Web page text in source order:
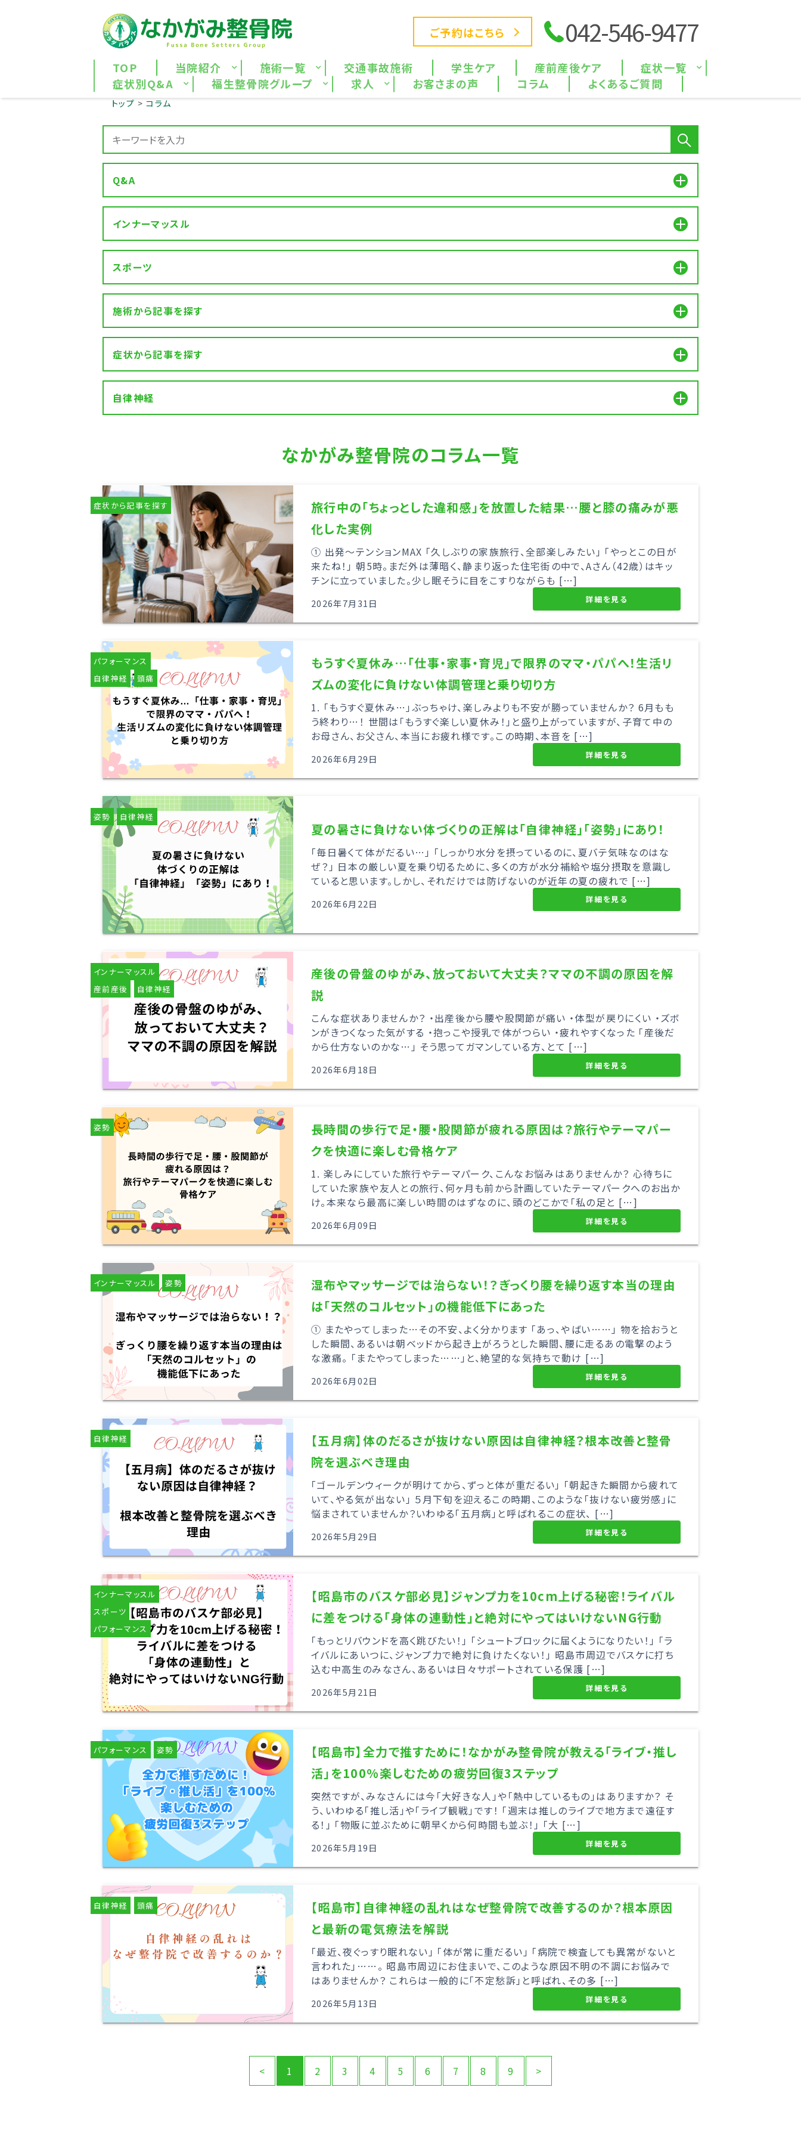
ご予約はこちら 042-546-9477
TOP 当院紹介 施術一覧 交通事故施術 学生ケア 産前産後ケア
症状一覧
症状別Q&A
福生整骨院グループ 求人 お客さまの声 コラム よくあるご質問
トップ コラム
Q&A
インナーマッスル
スポーツ
施術から記事を探す
症状から記事を探す
自律神経
なかがみ整骨院のコラム一覧
旅行中の「ちょっとした違和感」を放置した結果…腰と膝の痛みが悪
化した実例
① 出発～テンションMAX 「久しぶりの家族旅行、全部楽しみたい」 「やっとこの日が
来たね！」 朝5時。まだ外は薄暗く、静まり返った住宅街の中で、Aさん（42歳）はキッ
チンに立っていました。少し眠そうに目をこすりながらも […]
2026年7月31日 詳細を見る
症状から記事を探す
もうすぐ夏休み…「仕事・家事・育児」で限界のママ・パパへ！生活リ
ズムの変化に負けない体調管理と乗り切り方
1. 「もうすぐ夏休み…」ぶっちゃけ、楽しみよりも不安が勝っていませんか？ 6月もも
う終わり…！ 世間は「もうすぐ楽しい夏休み！」と盛り上がっていますが、子育て中の
お母さん、お父さん、本当にお疲れ様です。この時期、本音を […]
2026年6月29日 詳細を見る
パフォーマンス
自律神経
頭痛
夏の暑さに負けない体づくりの正解は「自律神経」「姿勢」にあり！
「毎日暑くて体がだるい…」 「しっかり水分を摂っているのに、夏バテ気味なのはな
ぜ？」 日本の厳しい夏を乗り切るために、多くの方が水分補給や塩分摂取を意識し
ていると思います。しかし、それだけでは防げないのが近年の夏の疲れで […]
2026年6月22日 詳細を見る
姿勢 自律神経
産後の骨盤のゆがみ、放っておいて大丈夫？ママの不調の原因を解
説
こんな症状ありませんか？ ・出産後から腰や股関節が痛い ・体型が戻りにくい ・ズボ
ンがきつくなった気がする ・抱っこや授乳で体がつらい ・疲れやすくなった 「産後だ
から仕方ないのかな…」 そう思ってガマンしている方、とて […]
2026年6月18日 詳細を見る
インナーマッスル
産前産後
自律神経
長時間の歩行で足・腰・股関節が疲れる原因は？旅行やテーマパー
クを快適に楽しむ骨格ケア
1. 楽しみにしていた旅行やテーマパーク、こんなお悩みはありませんか？ 心待ちに
していた家族や友人との旅行、何ヶ月も前から計画していたテーマパークへのお出か
け。本来なら最高に楽しい時間のはずなのに、頭のどこかで「私の足と […]
2026年6月09日 詳細を見る
姿勢
湿布やマッサージでは治らない！？ぎっくり腰を繰り返す本当の理由
は「天然のコルセット」の機能低下にあった
① またやってしまった…その不安、よく分かります 「あっ、やばい……」 物を拾おうと
した瞬間、あるいは朝ベッドから起き上がろうとした瞬間、腰に走るあの電撃のよう
な激痛。 「またやってしまった……」と、絶望的な気持ちで動け […]
2026年6月02日 詳細を見る
インナーマッスル 姿勢
【五月病】体のだるさが抜けない原因は自律神経？根本改善と整骨
院を選ぶべき理由
「ゴールデンウィークが明けてから、ずっと体が重だるい」 「朝起きた瞬間から疲れて
いて、やる気が出ない」 ５月下旬を迎えるこの時期、このような「抜けない疲労感」に
悩まされていませんか？いわゆる「五月病」と呼ばれるこの症状、 […]
2026年5月29日 詳細を見る
自律神経
【昭島市のバスケ部必見】ジャンプ力を10cm上げる秘密！ライバル
に差をつける「身体の連動性」と絶対にやってはいけないNG行動
「もっとリバウンドを高く跳びたい！」 「シュートブロックに届くようになりたい！」 「ラ
イバルにあいつに、ジャンプ力で絶対に負けたくない！」 昭島市周辺でバスケに打ち
込む中高生のみなさん、あるいは日々サポートされている保護 […]
2026年5月21日 詳細を見る
インナーマッスル
スポーツ
パフォーマンス
【昭島市】全力で推すために！なかがみ整骨院が教える「ライブ・推し
活」を100%楽しむための疲労回復3ステップ
突然ですが、みなさんには今「大好きな人」や「熱中しているもの」はありますか？ そ
う、いわゆる「推し活」や「ライブ観戦」です！ 「週末は推しのライブで地方まで遠征す
る！」 「物販に並ぶために朝早くから何時間も並ぶ！」 「大 […]
2026年5月19日 詳細を見る
パフォーマンス 姿勢
【昭島市】自律神経の乱れはなぜ整骨院で改善するのか？根本原因
と最新の電気療法を解説
「最近、夜ぐっすり眠れない」 「体が常に重だるい」 「病院で検査しても異常がないと
言われた」……。 昭島市周辺にお住まいで、このような原因不明の不調にお悩みで
はありませんか？ これらは一般的に「不定愁訴」と呼ばれ、その多 […]
2026年5月13日 詳細を見る
自律神経 頭痛
< 1 2 3 4 5 6 7 8 9 >